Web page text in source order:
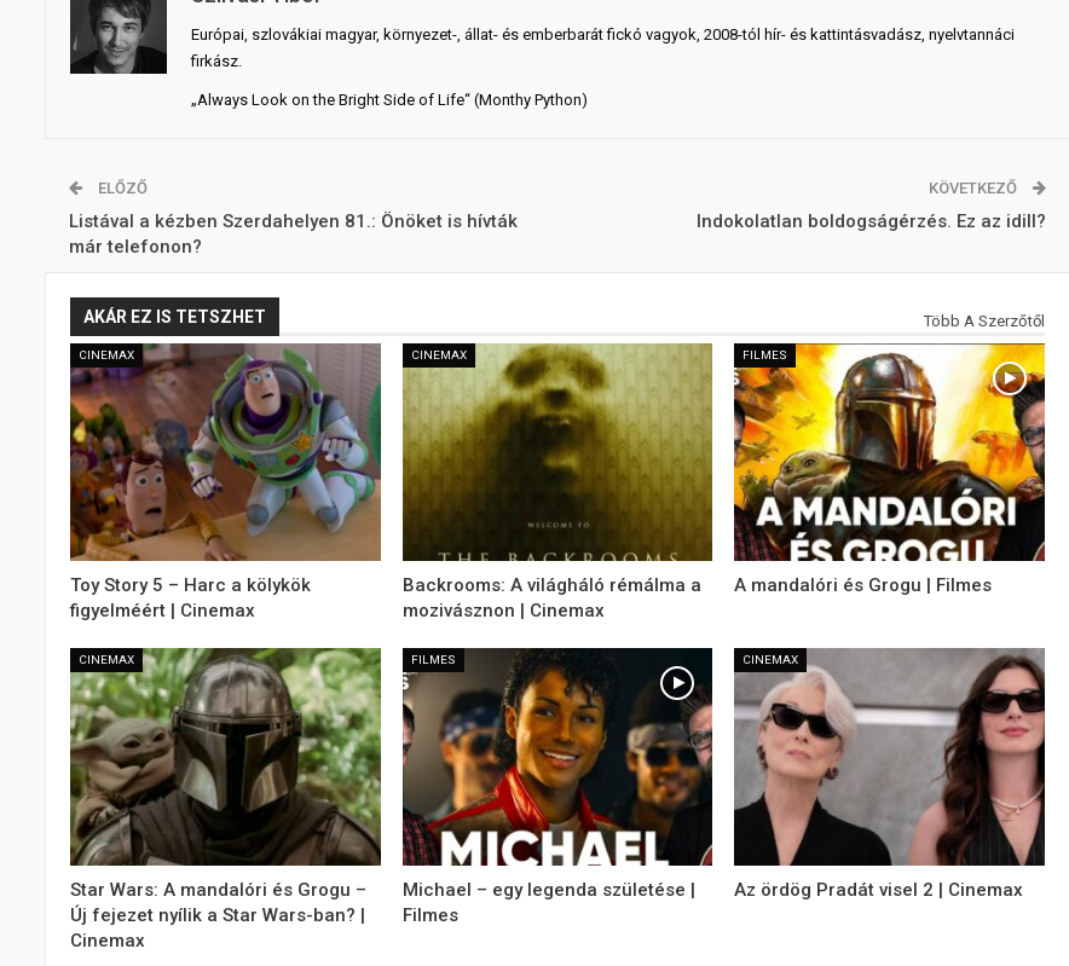
Európai, szlovákiai magyar, környezet-, állat- és emberbarát fickó vagyok, 2008-tól hír- és kattintásvadász, nyelvtannáci
firkász.
„Always Look on the Bright Side of Life“ (Monthy Python)
ELŐZŐ
Listával a kézben Szerdahelyen 81.: Önöket is hívták
már telefonon?
KÖVETKEZŐ
Indokolatlan boldogságérzés. Ez az idill?
AKÁR EZ IS TETSZHET Több A Szerzőtől
CINEMAX
Toy Story 5 – Harc a kölykök
figyelméért | Cinemax
CINEMAX
Backrooms: A világháló rémálma a
mozivásznon | Cinemax
FILMES
A mandalóri és Grogu | Filmes
CINEMAX
Star Wars: A mandalóri és Grogu –
Új fejezet nyílik a Star Wars-ban? |
Cinemax
FILMES
Michael – egy legenda születése |
Filmes
CINEMAX
Az ördög Pradát visel 2 | Cinemax